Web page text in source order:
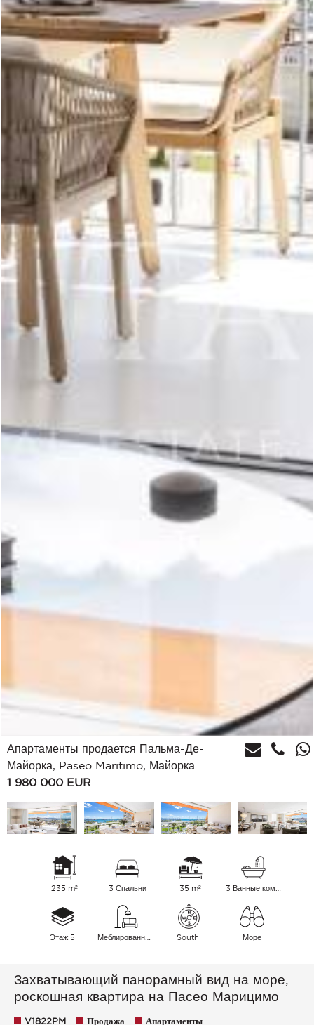
Апартаменты продается Пальма-Де-
Майорка, Paseo Maritimo, Майорка
1 980 000 EUR
235 m² 3 Спальни 35 m²
Этаж 5 South Море
Захватывающий панорамный вид на море,
роскошная квартира на Пасео Марицимо
V1822PM Продажа Апартаменты